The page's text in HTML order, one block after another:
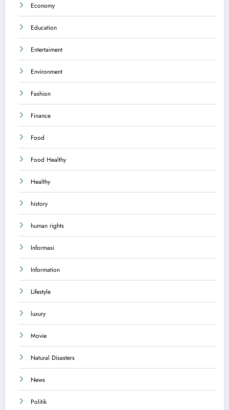
Economy
Education
Entertaiment
Environment
Fashion
Finance
Food
Food Healthy
Healthy
history
human rights
Informasi
Information
Lifestyle
luxury
Movie
Natural Disasters
News
Politik